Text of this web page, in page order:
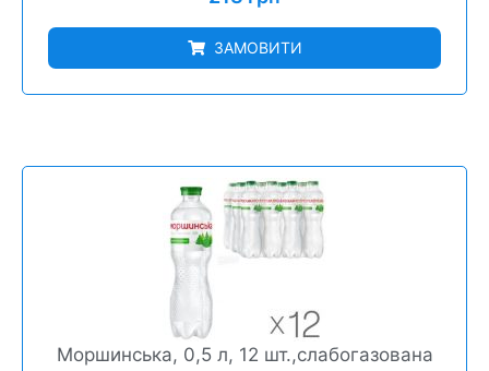
5
ЗАМОВИТИ
Моршинська, 0,5 л, 12 шт.,слабогазована